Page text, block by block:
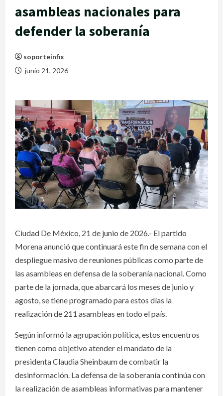
asambleas nacionales para
defender la soberanía
soporteinfix
junio 21, 2026
Ciudad De México, 21 de junio de 2026.- El partido
Morena anunció que continuará este fin de semana con el
despliegue masivo de reuniones públicas como parte de
las asambleas en defensa de la soberanía nacional. Como
parte de la jornada, que abarcará los meses de junio y
agosto, se tiene programado para estos días la
realización de 211 asambleas en todo el país.
Según informó la agrupación política, estos encuentros
tienen como objetivo atender el mandato de la
presidenta Claudia Sheinbaum de combatir la
desinformación. La defensa de la soberanía continúa con
la realización de asambleas informativas para mantener